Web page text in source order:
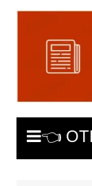
Перейти
содержимому
👈